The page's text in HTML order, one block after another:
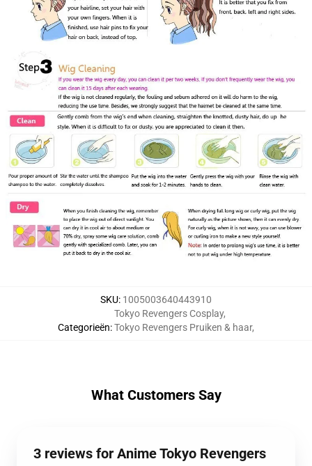
SKU: 1005003640443910
Categorieën:
Tokyo Revengers Cosplay,
Tokyo Revengers Pruiken & haar,
What Customers Say
3 reviews for Anime Tokyo Revengers